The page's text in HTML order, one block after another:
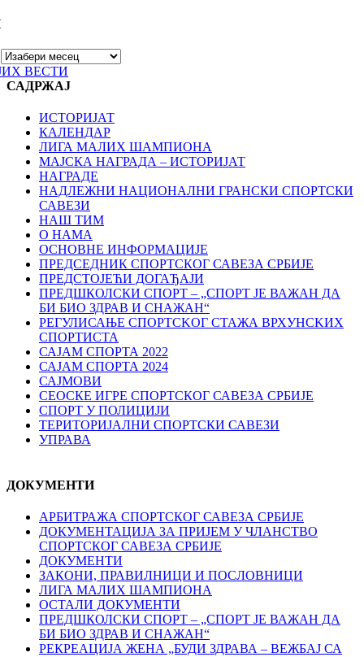
ВЕСТИ
САДРЖАЈ
ИСТОРИЈАТ
КАЛЕНДАР
ЛИГА МАЛИХ ШАМПИОНА
МАЈСКА НАГРАДА – ИСТОРИЈАТ
НАГРАДЕ
НАДЛЕЖНИ НАЦИОНАЛНИ ГРАНСКИ СПОРТСКИ
САВЕЗИ
НАШ ТИМ
О НАМА
ОСНОВНЕ ИНФОРМАЦИЈЕ
ПРЕДСЕДНИК СПОРТСКОГ САВЕЗА СРБИЈЕ
ПРЕДСТОЈЕЋИ ДОГАЂАЈИ
ПРЕДШКОЛСКИ СПОРТ – „СПОРТ ЈЕ ВАЖАН ДА
БИ БИО ЗДРАВ И СНАЖАН“
РЕГУЛИСАЊЕ СПОРТСKОГ СТАЖА ВРХУНСKИХ
СПОРТИСТА
САЈАМ СПОРТА 2022
САЈАМ СПОРТА 2024
САЈМОВИ
СЕОСКЕ ИГРЕ СПОРТСКОГ САВЕЗА СРБИЈЕ
СПОРТ У ПОЛИЦИЈИ
ТЕРИТОРИЈАЛНИ СПОРТСКИ САВЕЗИ
УПРАВА
ДОКУМЕНТИ
АРБИТРАЖА СПОРТСКОГ САВЕЗА СРБИЈЕ
ДОКУМЕНТАЦИЈА ЗА ПРИЈЕМ У ЧЛАНСТВО
СПОРТСКОГ САВЕЗА СРБИЈЕ
ДОКУМЕНТИ
ЗАКОНИ, ПРАВИЛНИЦИ И ПОСЛОВНИЦИ
ЛИГА МАЛИХ ШАМПИОНА
ОСТАЛИ ДОКУМЕНТИ
ПРЕДШКОЛСКИ СПОРТ – „СПОРТ ЈЕ ВАЖАН ДА
БИ БИО ЗДРАВ И СНАЖАН“
РЕКРЕАЦИЈА ЖЕНА „БУДИ ЗДРАВА – ВЕЖБАЈ СА